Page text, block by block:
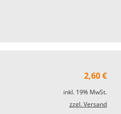
2,60€
inkl. 19% MwSt.
zzgl. Versand